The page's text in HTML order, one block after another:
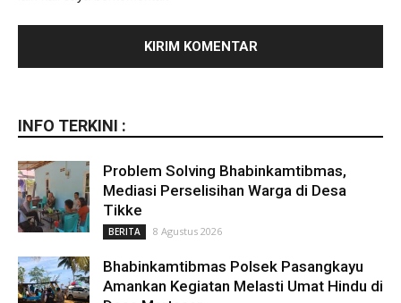
INFO TERKINI :
Problem Solving Bhabinkamtibmas,
Mediasi Perselisihan Warga di Desa
Tikke
BERITA 8 Agustus 2026
Bhabinkamtibmas Polsek Pasangkayu
Amankan Kegiatan Melasti Umat Hindu di